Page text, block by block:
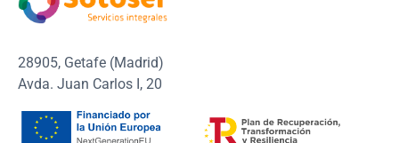
28905, Getafe (Madrid)
Avda. Juan Carlos I, 20